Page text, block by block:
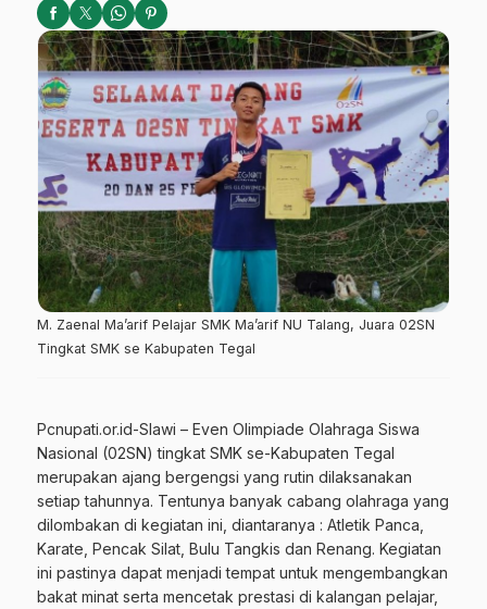
M. Zaenal Ma’arif Pelajar SMK Ma’arif NU Talang, Juara 02SN
Tingkat SMK se Kabupaten Tegal
Pcnupati.or.id-Slawi – Even Olimpiade Olahraga Siswa
Nasional (02SN) tingkat SMK se-Kabupaten Tegal
merupakan ajang bergengsi yang rutin dilaksanakan
setiap tahunnya. Tentunya banyak cabang olahraga yang
dilombakan di kegiatan ini, diantaranya : Atletik Panca,
Karate, Pencak Silat, Bulu Tangkis dan Renang. Kegiatan
ini pastinya dapat menjadi tempat untuk mengembangkan
bakat minat serta mencetak prestasi di kalangan pelajar,